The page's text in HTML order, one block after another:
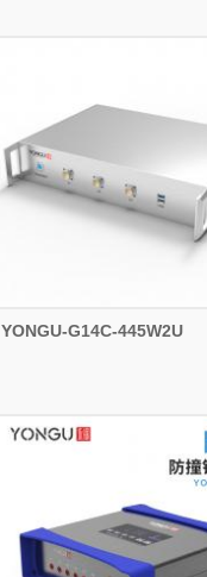
YONGU-G14C-445W2U